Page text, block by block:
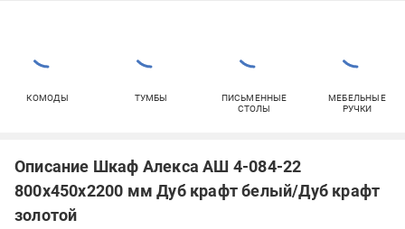
КОМОДЫ ТУМБЫ
ПИСЬМЕННЫЕ
СТОЛЫ
МЕБЕЛЬНЫЕ
РУЧКИ
Описание Шкаф Алекса АШ 4-084-22
800х450х2200 мм Дуб крафт белый/Дуб крафт
золотой